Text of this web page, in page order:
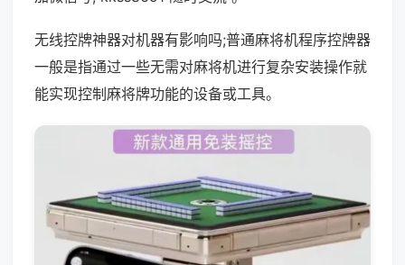
无线控牌神器对机器有影响吗;普通麻将机程序控牌器
一般是指通过一些无需对麻将机进行复杂安装操作就
能实现控制麻将牌功能的设备或工具。